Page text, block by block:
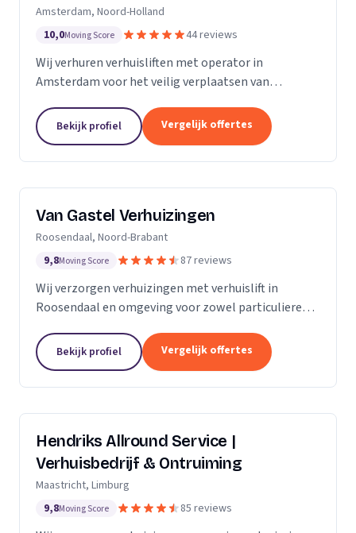
Amsterdam, Noord-Holland
10,0Moving Score 44 reviews
Wij verhuren verhuisliften met operator in
Amsterdam voor het veilig verplaatsen van
Bekijk profiel Vergelijk offertes
Van Gastel Verhuizingen
Roosendaal, Noord-Brabant
9,8Moving Score 87 reviews
Wij verzorgen verhuizingen met verhuislift in
Roosendaal en omgeving voor zowel particulieren
Bekijk profiel Vergelijk offertes
Hendriks Allround Service |
Verhuisbedrijf & Ontruiming
Maastricht, Limburg
9,8Moving Score 85 reviews